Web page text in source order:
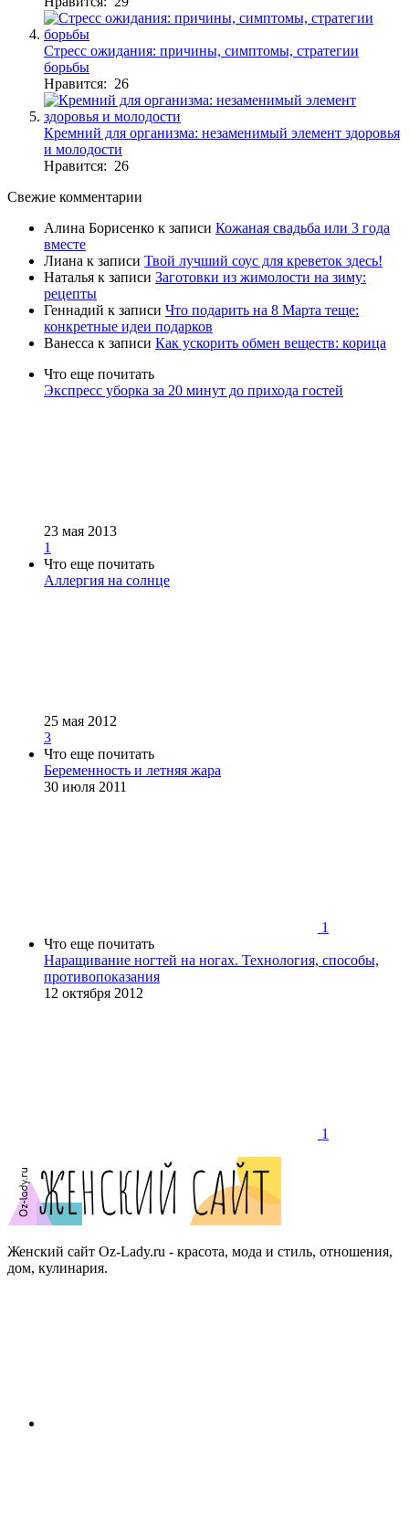
Стресс ожидания: причины, симптомы, стратегии
борьбы
Нравится: 26
Кремний для организма: незаменимый элемент здоровья
и молодости
Нравится: 26
Свежие комментарии
Алина Борисенко к записи Кожаная свадьба или 3 года
вместе
Лиана к записи Твой лучший соус для креветок здесь!
Наталья к записи Заготовки из жимолости на зиму:
рецепты
Геннадий к записи Что подарить на 8 Марта теще:
конкретные идеи подарков
Ванесса к записи Как ускорить обмен веществ: корица
Что еще почитать
Экспресс уборка за 20 минут до прихода гостей
23 мая 2013
1
Что еще почитать
Аллергия на солнце
25 мая 2012
3
Что еще почитать
Беременность и летняя жара
30 июля 2011
1
Что еще почитать
Наращивание ногтей на ногах. Технология, способы,
противопоказания
12 октября 2012
1
Женский сайт Oz-Lady.ru - красота, мода и стиль, отношения,
дом, кулинария.